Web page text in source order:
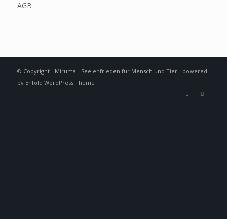
AGB
© Copyright - Miruma - Seelenfrieden für Mensch und Tier - powered
by Enfold WordPress Theme